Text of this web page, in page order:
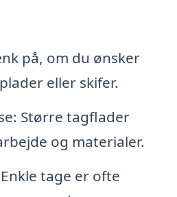
på, om du ønsker
eller skifer.
Større tagflader
og materialer.
tage er ofte